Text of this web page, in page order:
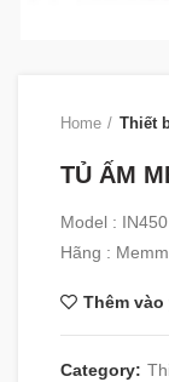
Home Thiết
TỦ ẤM
Model : IN450
Hãng :
Thêm
Category: